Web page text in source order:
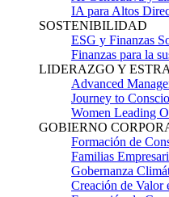
IA para Altos
SOSTENIBILIDAD
ESG y Finanzas
Finanzas para la
LIDERAZGO Y
Advanced
Journey to
Women Leading
GOBIERNO
Formación de
Familias
Gobernanza
Creación de Valor